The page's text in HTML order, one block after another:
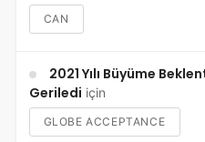
CAN
2021 Yılı Büyüme
Geriledi için
GLOBE ACCEPTANCE